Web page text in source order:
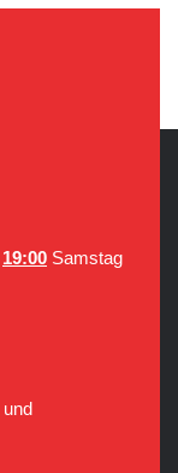
19:00 Samstag
und